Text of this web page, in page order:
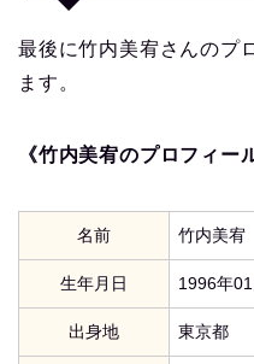
最後に竹内美宥さんのプ
ます。
《竹内美宥のプロフィー
名前 竹内美宥
生年月日 1996年
出身地 東京都